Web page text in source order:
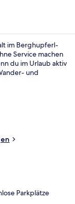
im Berghupferl-
Service machen
du im Urlaub aktiv
und
Parkplätze